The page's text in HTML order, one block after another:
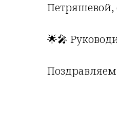
Петряшевой,
🌟🎤